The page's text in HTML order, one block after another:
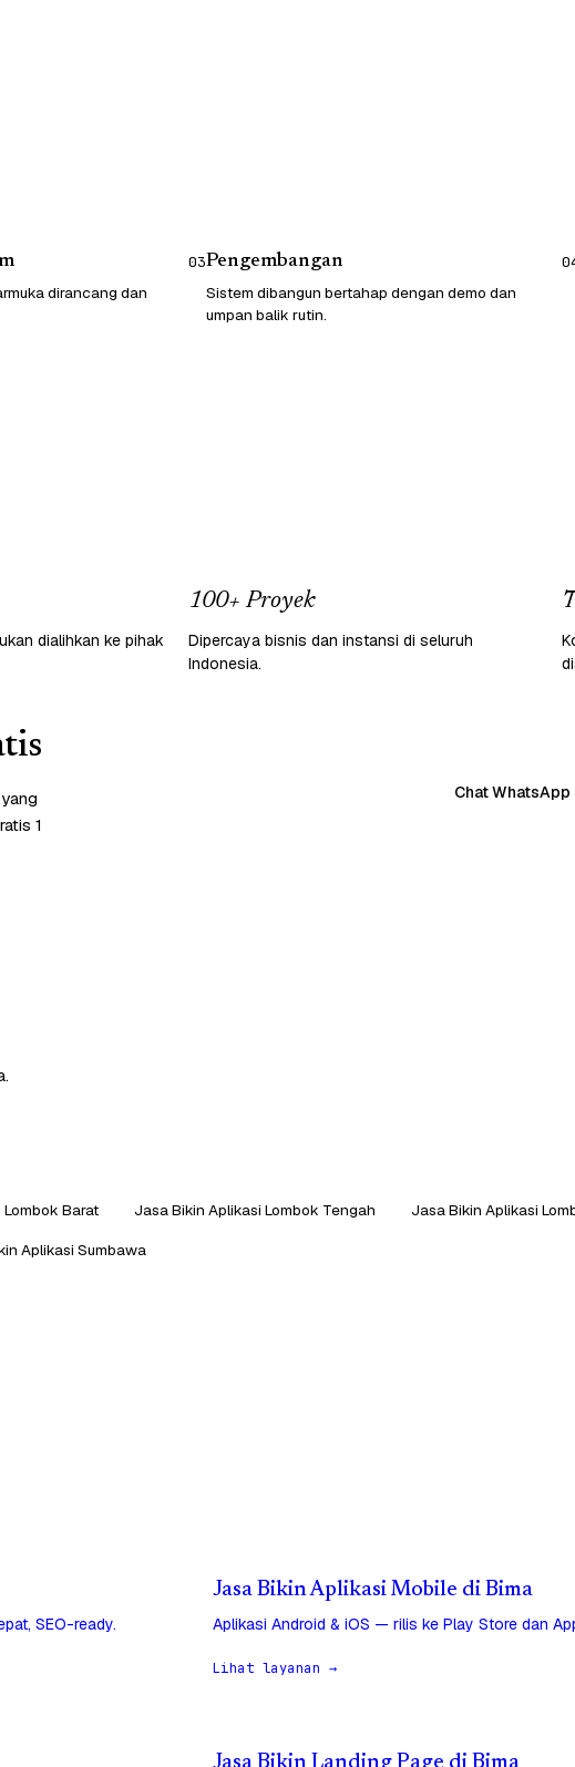
dirancang dan
03Pengembangan
Sistem dibangun bertahap dengan demo dan
umpan balik rutin.
dialihkan ke pihak
100+ Proyek
Dipercaya bisnis dan instansi di seluruh
Indonesia.
1
Chat WhatsApp
Barat Jasa Bikin Aplikasi Lombok Tengah
Jasa Bikin Aplikasi
Aplikasi Sumbawa
SEO-ready.
Jasa Bikin Aplikasi Mobile di Bima
Aplikasi Android & iOS — rilis ke Play Store dan
Lihat layanan →